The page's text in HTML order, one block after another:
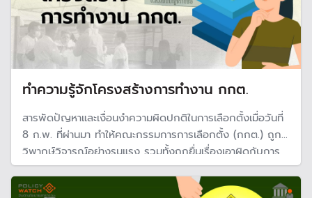
ทำความรู้จักโครงสร้างการทำงาน กกต.
สารพัดปัญหาและเงื่อนงำความผิดปกติในการเลือกตั้งเมื่อวันที่
8 ก.พ. ที่ผ่านมา ทำให้คณะกรรมการการเลือกตั้ง (กกต.) ถูก
วิพากษ์วิจารณ์อย่างรุนแรง รวมทั้งถูกยื่นเรื่องเอาผิดกับการ
ทำหน้าที่ที่ไม่สามารถจัดการเลือกตั้งได้อย่างสุจริตเที่ยงธรรม
ภายใต้กรอบกฎหมาย